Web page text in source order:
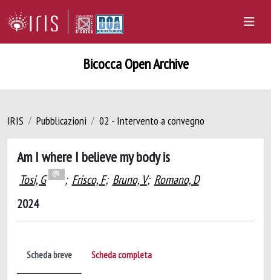
Bicocca Open Archive
IRIS Pubblicazioni 02 - Intervento a convegno
Am I where I believe my body is
Tosi, G ; Frisco, F; Bruno, V; Romano, D
2024
Scheda breve Scheda completa